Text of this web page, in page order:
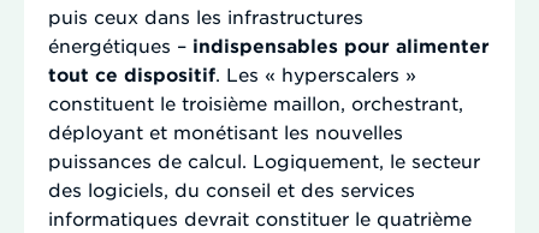
puis ceux dans les infrastructures
énergétiques – indispensables pour alimenter
tout ce dispositif . Les « hyperscalers »
constituent le troisième maillon, orchestrant,
déployant et monétisant les nouvelles
puissances de calcul. Logiquement, le secteur
des logiciels, du conseil et des services
informatiques devrait constituer le quatrième